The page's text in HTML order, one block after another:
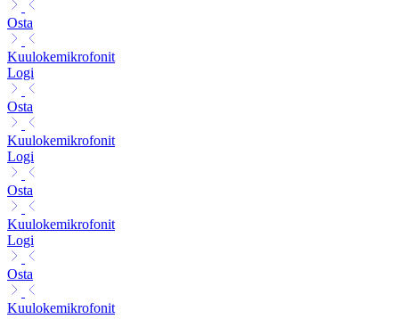
Osta
Kuulokemikrofonit
Logi
Osta
Kuulokemikrofonit
Logi
Osta
Kuulokemikrofonit
Logi
Osta
Kuulokemikrofonit